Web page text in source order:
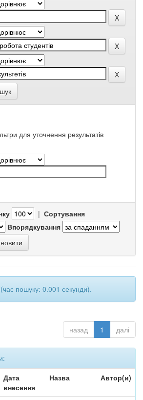
для уточнення результатів
| Сортування
Впорядкування
(час пошуку: 0.001 секунди).
назад 1 далі
Дата
внесення
Назва Автор(и)